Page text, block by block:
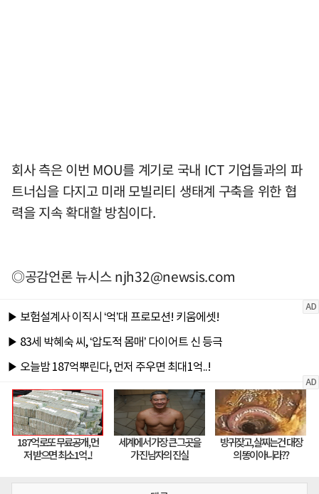
회사 측은 이번 MOU를 계기로 국내 ICT 기업들과의 파
트너십을 다지고 미래 모빌리티 생태계 구축을 위한 협
력을 지속 확대할 방침이다.
◎공감언론 뉴시스njh32@newsis.com